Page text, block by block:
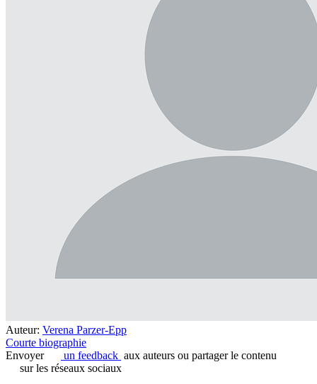
Auteur: Verena Parzer-Epp
Courte biographie
Envoyer
un feedback aux auteurs ou partager le contenu
sur les réseaux sociaux